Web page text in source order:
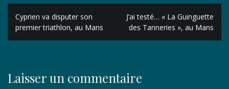
Navigation
de
l’article
Cyprien va disputer son
premier triathlon, au Mans
J’ai testé… « La Guinguette
des Tanneries », au Mans
Laisser un commentaire